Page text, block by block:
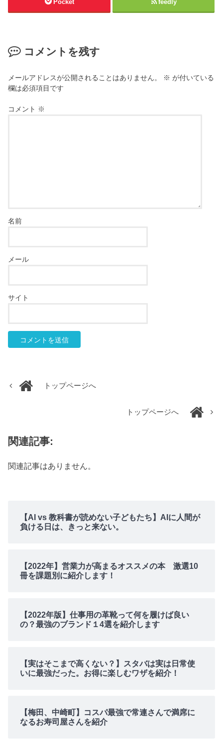
Pocket feedly
コメントを残す
メールアドレスが公開されることはありません。 ※ が付いている
欄は必須項目です
コメント ※
名前
メール
サイト
トップページへ
トップページへ
関連記事:
関連記事はありません。
【AI vs 教科書が読めない子どもたち】AIに人間が
負ける日は、きっと来ない。
【2022年】営業力が高まるオススメの本 激選10
冊を課題別に紹介します！
【2022年版】仕事用の革靴って何を履けば良い
の？最強のブランド１4選を紹介します
【実はそこまで高くない？】スタバは実は日常使
いに最強だった。お得に楽しむワザを紹介！
【梅田、中崎町】コスパ最強で常連さんで満席に
なるお寿司屋さんを紹介